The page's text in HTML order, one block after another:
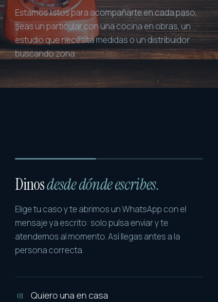
Estamos listos para acompañarte en cada paso,
seas un particular con una cocina en obras, un
estudio que necesita medidas o un distribuidor
buscando zona.
Dinosdesde dónde escribes.
Elige tu caso y te abrimos un WhatsApp con el
mensaje ya escrito: solo pulsa enviar y te
atendemos al momento. Así llegas antes a la
persona correcta.
01 Quiero una en casa